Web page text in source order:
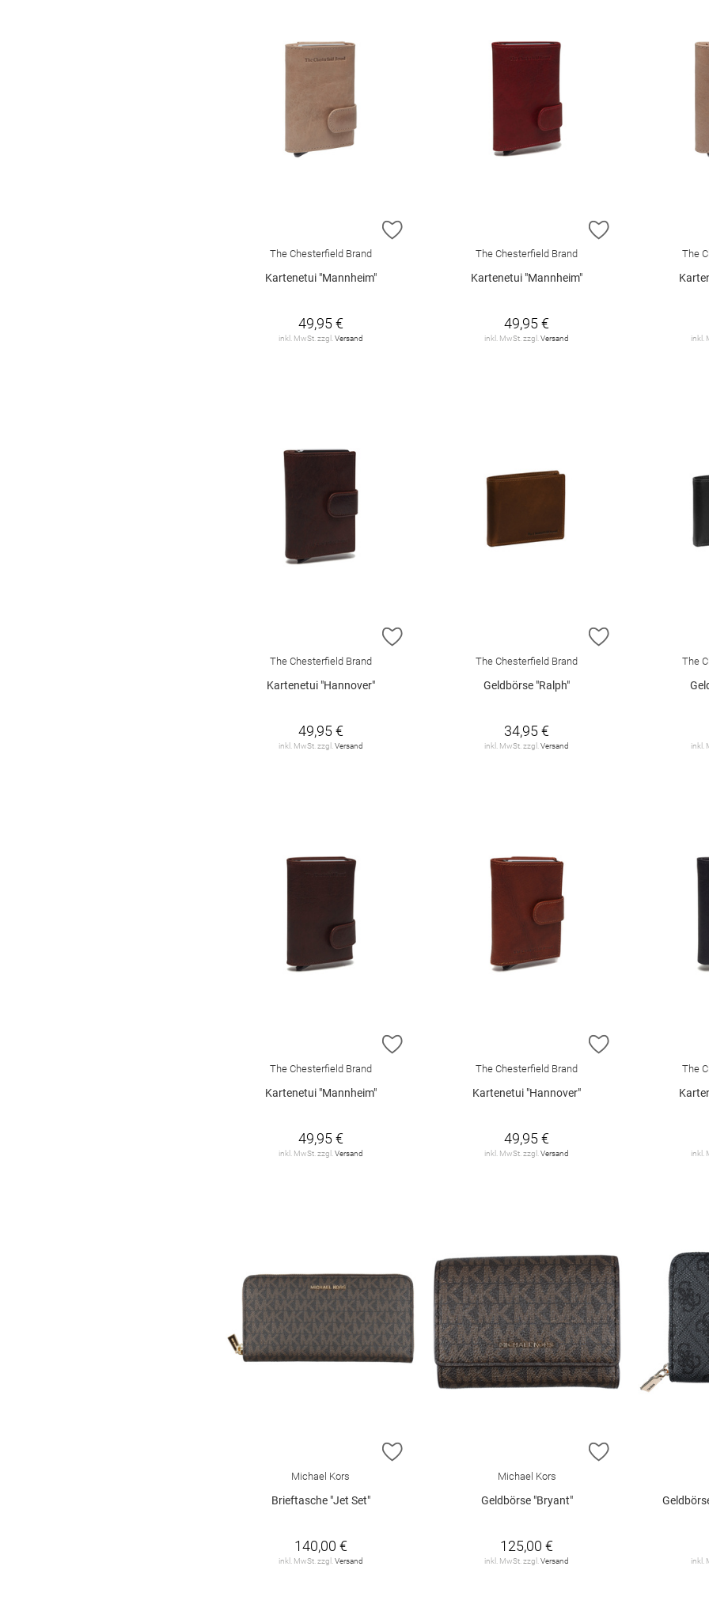
ZUR WUNSCHLISTE HINZUFÜGEN
The Chesterfield Brand
Kartenetui "Mannheim"
49,95 €
inkl. MwSt. zzgl. Versand
ZUR
The Chesterfield Brand
Kartenetui "Mannheim"
49,95 €
inkl. MwSt. zzgl.Versand
The
inkl.
ZUR WUNSCHLISTE HINZUFÜGEN
The Chesterfield Brand
Kartenetui "Hannover"
49,95 €
inkl. MwSt. zzgl. Versand
ZUR
The Chesterfield Brand
Geldbörse "Ralph"
34,95 €
inkl. MwSt. zzgl.Versand
The
inkl.
ZUR WUNSCHLISTE HINZUFÜGEN
The Chesterfield Brand
Kartenetui "Mannheim"
49,95 €
inkl. MwSt. zzgl. Versand
ZUR
The Chesterfield Brand
Kartenetui "Hannover"
49,95 €
inkl. MwSt. zzgl.Versand
The
inkl.
ZUR WUNSCHLISTE HINZUFÜGEN
Michael Kors
Brieftasche "Jet Set"
140,00 €
inkl. MwSt. zzgl. Versand
ZUR
Michael Kors
Geldbörse "Bryant"
125,00 €
inkl. MwSt. zzgl.Versand inkl.